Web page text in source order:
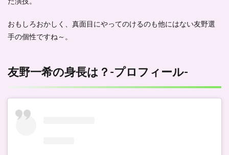
た演技。
おもしろおかしく、真面目にやってのけるのも他にはない友野選
手の個性ですね～。
友野一希の身長は？-プロフィール-